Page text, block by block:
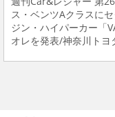
ス・ベンツAクラスに
ジン・ハイパーカー「
オレを発表/神奈川トヨ